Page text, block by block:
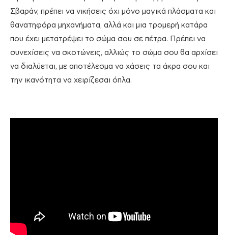
Σβαράν, πρέπει να νικήσεις όχι μόνο μαγικά πλάσματα και
θανατηφόρα μηχανήματα, αλλά και μια τρομερή κατάρα
που έχει μετατρέψει το σώμα σου σε πέτρα. Πρέπει να
συνεχίσεις να σκοτώνεις, αλλιώς το σώμα σου θα αρχίσει
να διαλύεται, με αποτέλεσμα να χάσεις τα άκρα σου και
την ικανότητα να χειρίζεσαι όπλα.